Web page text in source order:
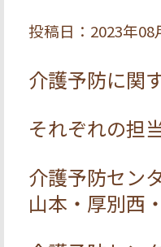
投稿日：2023年
介護予防に関
それぞれの担
介護予防セン
山本・厚別西